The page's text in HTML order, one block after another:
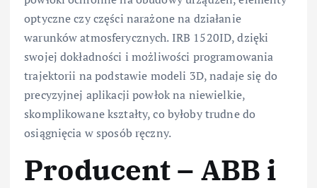
optyczne czy części narażone na działanie
warunków atmosferycznych. IRB 1520ID, dzięki
swojej dokładności i możliwości programowania
trajektorii na podstawie modeli 3D, nadaje się do
precyzyjnej aplikacji powłok na niewielkie,
skomplikowane kształty, co byłoby trudne do
osiągnięcia w sposób ręczny.
Producent – ABB i